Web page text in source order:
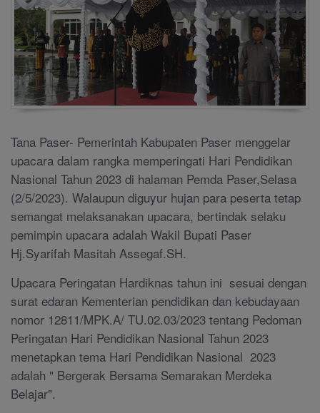
Tana Paser- Pemerintah Kabupaten Paser menggelar
upacara dalam rangka memperingati Hari Pendidikan
Nasional Tahun 2023 di halaman Pemda Paser,Selasa
(2/5/2023). Walaupun diguyur hujan para peserta tetap
semangat melaksanakan upacara, bertindak selaku
pemimpin upacara adalah Wakil Bupati Paser
Hj.Syarifah Masitah Assegaf.SH.
Upacara Peringatan Hardiknas tahun ini sesuai dengan
surat edaran Kementerian pendidikan dan kebudayaan
nomor 12811/MPK.A/ TU.02.03/2023 tentang Pedoman
Peringatan Hari Pendidikan Nasional Tahun 2023
menetapkan tema Hari Pendidikan Nasional 2023
adalah " Bergerak Bersama Semarakan Merdeka
Belajar".